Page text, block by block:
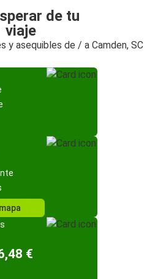
de tu
viaje
y asequibles de / a Camden, SC
€